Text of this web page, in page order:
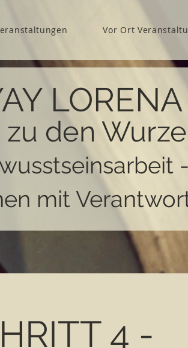
Vor Ort
LORENA
den
mit
4 -